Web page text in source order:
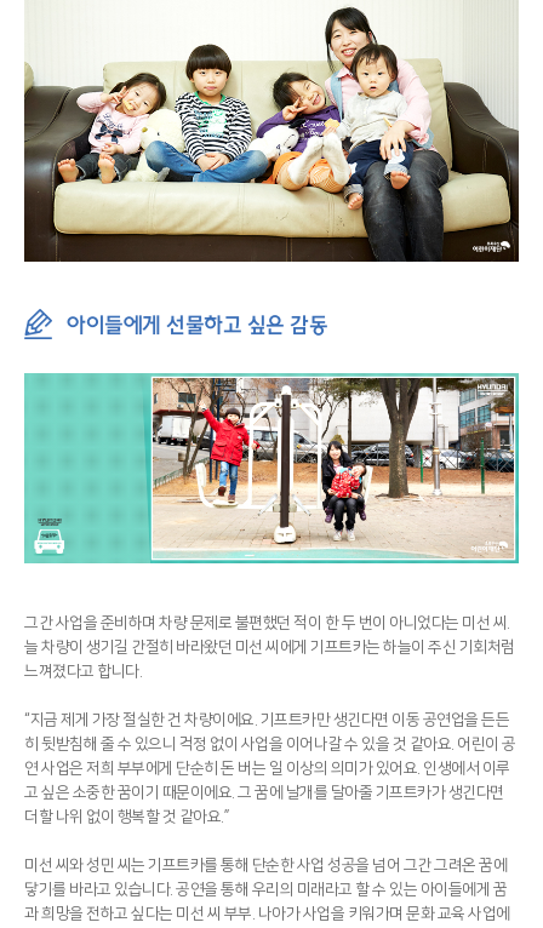
아이들에게 선물하고 싶은 감동
그간 사업을 준비하며 차량 문제로 불편했던 적이 한 두 번이 아니었다는 미선 씨.
늘 차량이 생기길 간절히 바라왔던 미선 씨에게 기프트카는 하늘이 주신 기회처럼
느껴졌다고 합니다.
“지금 제게 가장 절실한 건 차량이에요. 기프트카만 생긴다면 이동 공연업을 든든
히 뒷받침해 줄 수 있으니 걱정 없이 사업을 이어나갈 수 있을 것 같아요. 어린이 공
연 사업은 저희 부부에게 단순히 돈 버는 일 이상의 의미가 있어요. 인생에서 이루
고 싶은 소중한 꿈이기 때문이에요. 그 꿈에 날개를 달아줄 기프트카가 생긴다면
더할 나위 없이 행복할 것 같아요.”
미선 씨와 성민 씨는 기프트카를 통해 단순한 사업 성공을 넘어 그간 그려온 꿈에
닿기를 바라고 있습니다. 공연을 통해 우리의 미래라고 할 수 있는 아이들에게 꿈
과 희망을 전하고 싶다는 미선 씨 부부. 나아가 사업을 키워가며 문화 교육 사업에